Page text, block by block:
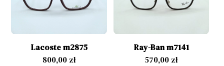
Lacoste m2875
800,00 zł
Ray-Ban m7141
570,00 zł